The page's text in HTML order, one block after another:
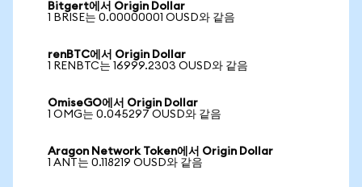
Bitgert에서 Origin Dollar
1 BRISE는 0.00000001 OUSD와 같음
renBTC에서 Origin Dollar
1 RENBTC는 16999.2303 OUSD와 같음
OmiseGO에서 Origin Dollar
1 OMG는 0.045297 OUSD와 같음
Aragon Network Token에서 Origin Dollar
1 ANT는 0.118219 OUSD와 같음